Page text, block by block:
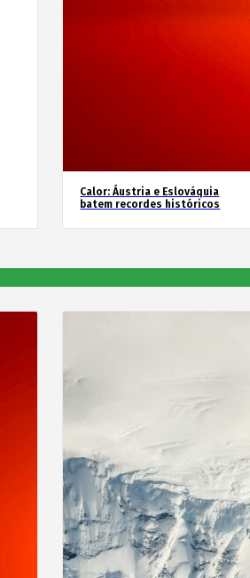
Calor: Áustria e Eslováquia
batem recordes históricos